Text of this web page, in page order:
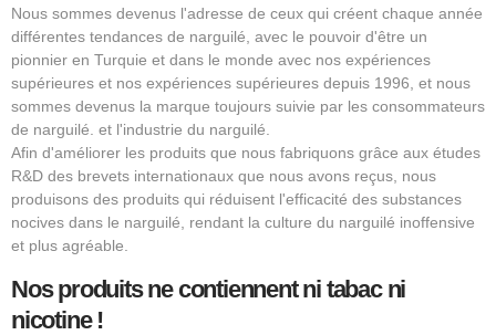
Nous sommes devenus l'adresse de ceux qui créent chaque année
différentes tendances de narguilé, avec le pouvoir d'être un
pionnier en Turquie et dans le monde avec nos expériences
supérieures et nos expériences supérieures depuis 1996, et nous
sommes devenus la marque toujours suivie par les consommateurs
de narguilé. et l'industrie du narguilé.
Afin d'améliorer les produits que nous fabriquons grâce aux études
R&D des brevets internationaux que nous avons reçus, nous
produisons des produits qui réduisent l'efficacité des substances
nocives dans le narguilé, rendant la culture du narguilé inoffensive
et plus agréable.
Nos produits ne contiennent ni tabac ni
nicotine !